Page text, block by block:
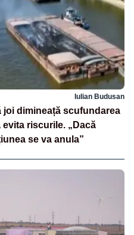
Iulian Budusan
joi dimineață scufundarea
riscurile. „Dacă
se va anula”